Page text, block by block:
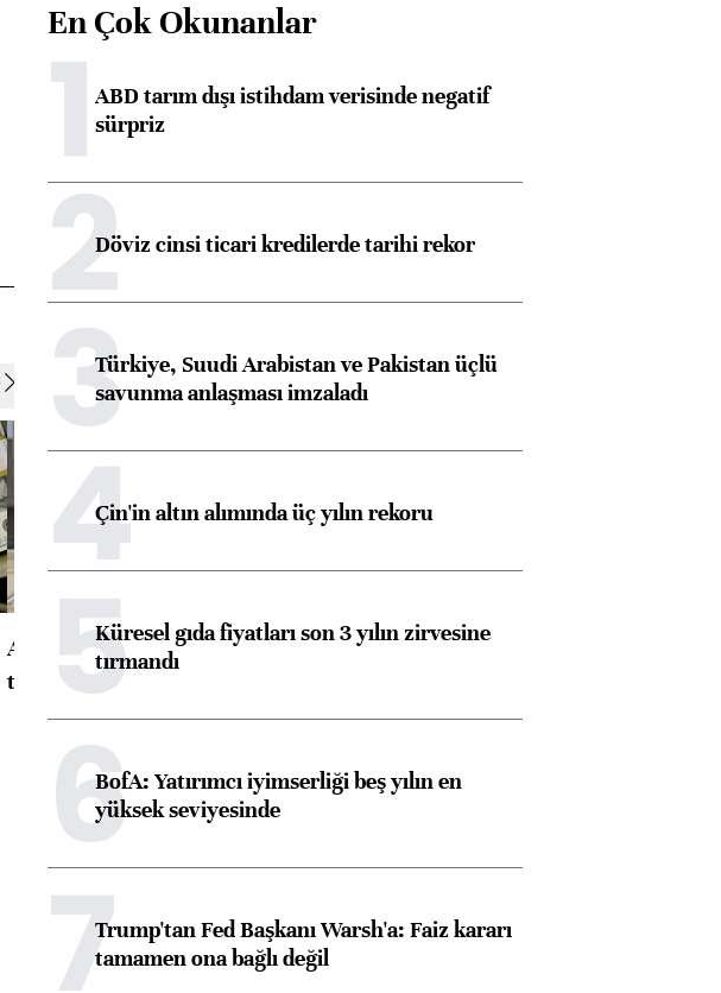
ABD'de konut başlangıçları
toparlandı
Almanya, Commerzbank
görüşmelere hazırlanıyor
En Çok Okunanlar
1ABD tarım dışı istihdam verisinde negatif
sürpriz
2Döviz cinsi ticari kredilerde tarihi rekor
3Türkiye, Suudi Arabistan ve Pakistan üçlü
savunma anlaşması imzaladı
4Çin'in altın alımında üç yılın rekoru
5Küresel gıda fiyatları son 3 yılın zirvesine
tırmandı
6BofA: Yatırımcı iyimserliği beş yılın en
yüksek seviyesinde
7Trump'tan Fed Başkanı Warsh'a: Faiz kararı
tamamen ona bağlı değil